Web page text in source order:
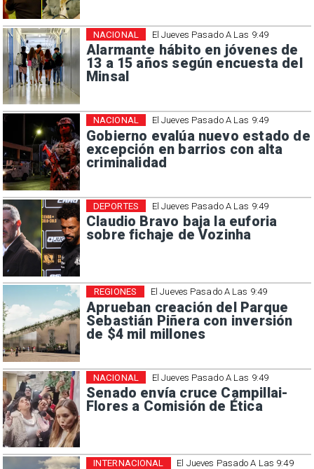
El Jueves Pasado A Las 9:49
Alarmante hábito en jóvenes de
13 a 15 años según encuesta del
Minsal
NACIONAL
El Jueves Pasado A Las 9:49
Gobierno evalúa nuevo estado de
excepción en barrios con alta
criminalidad
NACIONAL
El Jueves Pasado A Las 9:49
Claudio Bravo baja la euforia
sobre fichaje de Vozinha
DEPORTES
El Jueves Pasado A Las 9:49
Aprueban creación del Parque
Sebastián Piñera con inversión
de $4 mil millones
REGIONES
El Jueves Pasado A Las 9:49
Senado envía cruce Campillai-
Flores a Comisión de Ética
NACIONAL
El Jueves Pasado A Las 9:49
INTERNACIONAL